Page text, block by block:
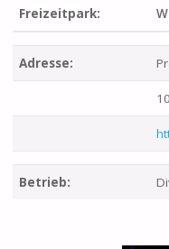
Freizeitpark:
Adresse:
Betrieb: